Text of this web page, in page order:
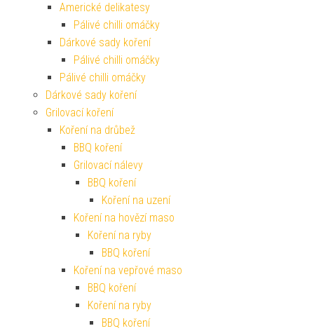
Americké delikatesy
Pálivé chilli omáčky
Dárkové sady koření
Pálivé chilli omáčky
Pálivé chilli omáčky
Dárkové sady koření
Grilovací koření
Koření na drůbež
BBQ koření
Grilovací nálevy
BBQ koření
Koření na uzení
Koření na hovězí maso
Koření na ryby
BBQ koření
Koření na vepřové maso
BBQ koření
Koření na ryby
BBQ koření